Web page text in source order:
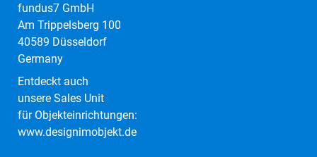
fundus7 GmbH
Am Trippelsberg 100
40589 Düsseldorf
Germany
Entdeckt auch
unsere Sales Unit
für Objekteinrichtungen:
www.designimobjekt.de